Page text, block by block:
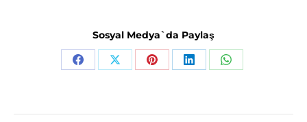
Sosyal Medya`da Paylaş
Share
Facebook
Share
X
Share
Pinterest
Share
LinkedIn
Share
WhatsApp